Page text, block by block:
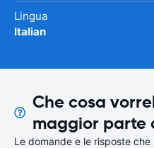
Lingua
Italian
Che cosa
maggior parte
Le domande e le risposte